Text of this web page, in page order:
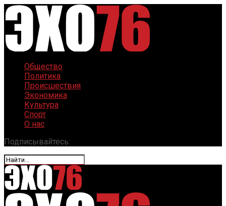
Общество
Политика
Происшествия
Экономика
Культура
Спорт
О нас
Подписывайтесь: